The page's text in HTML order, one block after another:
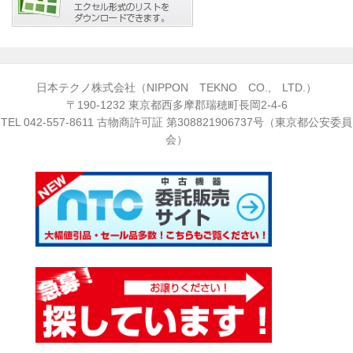
日本テクノ株式会社（NIPPON TEKNO CO., LTD.）
〒190-1232 東京都西多摩郡瑞穂町長岡2-4-6
TEL 042-557-8611 古物商許可証 第308821906737号（東京都公安委員
会）